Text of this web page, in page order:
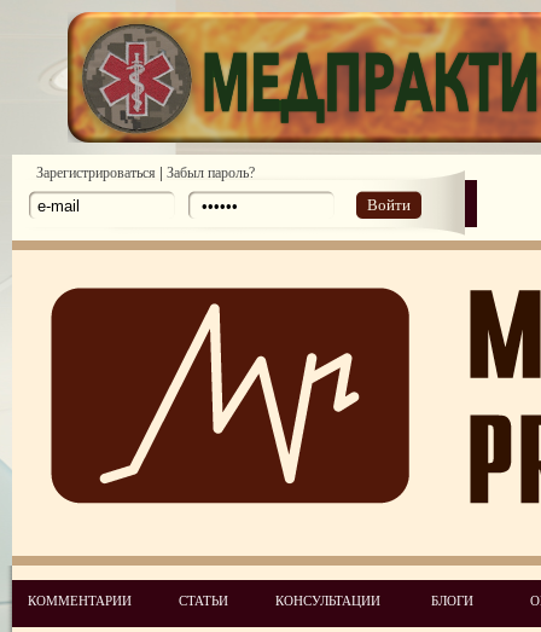
Зарегистрироваться | Забыл пароль?
Войти
КОММЕНТАРИИ СТАТЬИ КОНСУЛЬТАЦИИ БЛОГИ
ПОТРЕБИТЕЛЬСКИЙ ЭКСТРЕМИЗМ
ПЕРЕГОРЕЛО, или ЧЕМ ГРОЗИТ ЭМОЦИОНАЛЬНОЕ
ПЕРСОНАЛА
УСПЕШНЫЙ ДЕБЮТ «ШКОЛЫ АДМИНИСТРАТОРОВ
ЦЕЛЕПОЛАГАНИЕ, или КАК ПРАВИЛЬНО СТАВИТЬ ЦЕЛИ И
ИХ
ЧЕГО ХОТЯТ ПАЦИЕНТЫ КАТЕГОРИИ VIP